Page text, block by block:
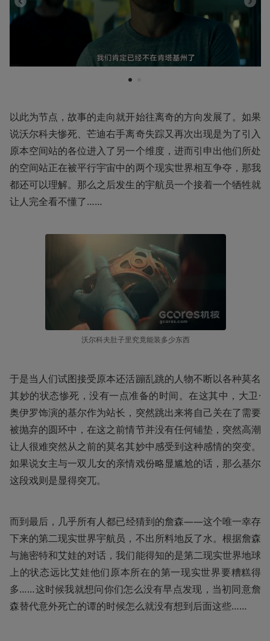
1
以此为节点，故事的走向就开始往离奇的方向发展了。如果
说沃尔科夫惨死、芒迪右手离奇失踪又再次出现是为了引入
原本空间站的各位进入了另一个维度，进而引申出他们所处
的空间站正在被平行宇宙中的两个现实世界相互争夺，那我
都还可以理解。那么之后发生的宇航员一个接着一个牺牲就
让人完全看不懂了……
沃尔科夫肚子里究竟能装多少东西
于是当人们试图接受原本还活蹦乱跳的人物不断以各种莫名
其妙的状态惨死，没有一点准备的时间。在这其中，大卫·
奥伊罗饰演的基尔作为站长，突然跳出来将自己关在了需要
被抛弃的圆环中，在这之前情节并没有任何铺垫，突然高潮
让人很难突然从之前的莫名其妙中感受到这种感情的突变。
如果说女主与一双儿女的亲情戏份略显尴尬的话，那么基尔
这段戏则是显得突兀。
而到最后，几乎所有人都已经猜到的詹森——这个唯一幸存
下来的第二现实世界宇航员，不出所料地反了水。根据詹森
与施密特和艾娃的对话，我们能得知的是第二现实世界地球
上的状态远比艾娃他们原本所在的第一现实世界要糟糕得
多……这时候我就想问你们怎么没有早点发现，当初同意詹
森替代意外死亡的谭的时候怎么就没有想到后面这些……